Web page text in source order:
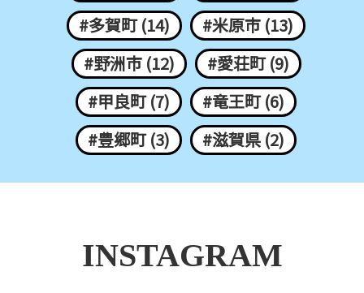
#多賀町 (14)
#米原市 (13)
#野洲市 (12)
#愛荘町 (9)
#甲良町 (7)
#竜王町 (6)
#豊郷町 (3)
#滋賀県 (2)
INSTAGRAM